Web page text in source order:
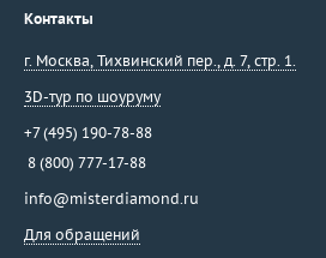
Контакты
г. Москва, Тихвинский пер., д. 7, стр. 1.
3D-тур по шоуруму
+7 (495) 190-78-88
8 (800) 777-17-88
info@misterdiamond.ru
Для обращений